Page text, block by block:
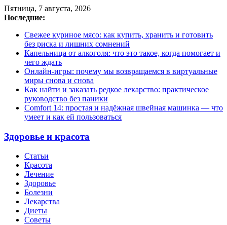
Пятница, 7 августа, 2026
Последние:
Свежее куриное мясо: как купить, хранить и готовить
без риска и лишних сомнений
Капельница от алкоголя: что это такое, когда помогает и
чего ждать
Онлайн-игры: почему мы возвращаемся в виртуальные
миры снова и снова
Как найти и заказать редкое лекарство: практическое
руководство без паники
Comfort 14: простая и надёжная швейная машинка — что
умеет и как ей пользоваться
Здоровье и красота
Статьи
Красота
Лечение
Здоровье
Болезни
Лекарства
Диеты
Советы